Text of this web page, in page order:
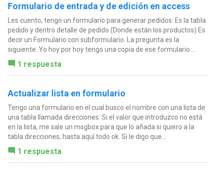
Formulario de entrada y de edición en access
Les cuento, tengo un formulario para generar pedidos: Es la tabla
pedido y dentro detalle de pedido (Donde están los productos) Es
decir un Formulario con subformulario. La pregunta es la
siguiente: Yo hoy por hoy tengo una copia de ese formulario....
1 respuesta
Actualizar lista en formulario
Tengo una formulario en el cual busco el nombre con una lista de
una tabla llamada direcciones. Si el valor que introduzco no está
en la lista, me sale un msgbox para que lo añada si quiero a la
tabla direcciones, hasta aquí todo ok. Si le digo que...
1 respuesta